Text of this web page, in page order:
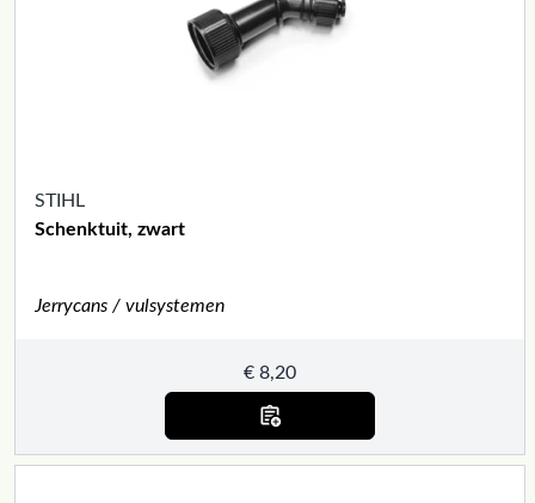
STIHL
Schenktuit, zwart
Jerrycans / vulsystemen
€ 8,20